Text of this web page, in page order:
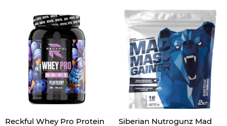
Reckful Whey Pro Protein
Siberian Nutrogunz Mad